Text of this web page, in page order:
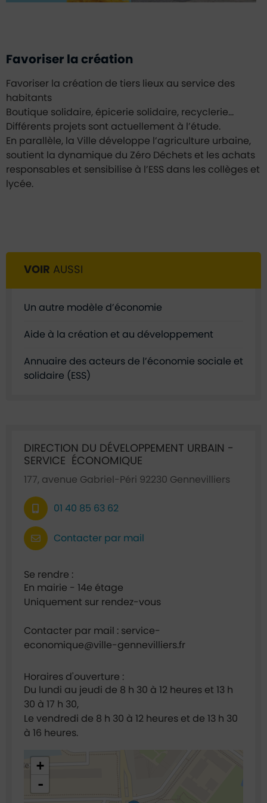
Favoriser la création
Favoriser la création de tiers lieux au service des
habitants
Boutique solidaire, épicerie solidaire, recyclerie…
Différents projets sont actuellement à l’étude.
En parallèle, la Ville développe l’agriculture urbaine,
soutient la dynamique du Zéro Déchets et les achats
responsables et sensibilise à l’ESS dans les collèges et
lycée.
VOIR AUSSI
Un autre modèle d’économie
Aide à la création et au développement
Annuaire des acteurs de l’économie sociale et
solidaire (ESS)
DIRECTION DU DÉVELOPPEMENT URBAIN -
SERVICE ÉCONOMIQUE
177, avenue Gabriel-Péri 92230 Gennevilliers
01 40 85 63 62
Contacter par mail
Se rendre :
En mairie - 14e étage
Uniquement sur rendez-vous
Contacter par mail : service-
economique@ville-gennevilliers.fr
Horaires d'ouverture :
Du lundi au jeudi de 8 h 30 à 12 heures et 13 h
30 à 17 h 30,
Le vendredi de 8 h 30 à 12 heures et de 13 h 30
à 16 heures.
48.921635,2.295022
+
-